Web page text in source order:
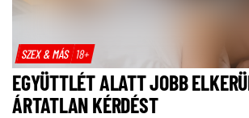
SZEX & MÁS 18+
EGYÜTTLÉT ALATT JOBB
ÁRTATLAN KÉRDÉST